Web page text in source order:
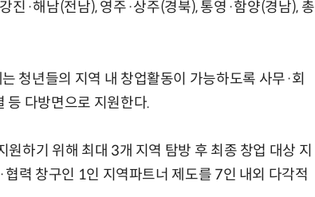
진·해남(전남), 영주·상주(경북), 통영·함양(경남), 총
청년들의 지역 내 창업활동이 가능하도록 사무·회
등 다방면으로 지원한다.
하기 위해 최대 3개 지역 탐방 후 최종 창업 대상 지
력 창구인 1인 지역파트너 제도를 7인 내외 다각적